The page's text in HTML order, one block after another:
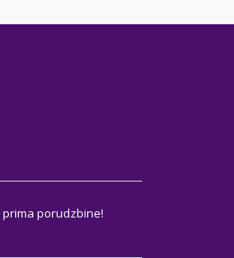
porudzbine!